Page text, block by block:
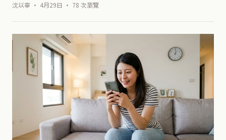
沈以寧 · 4月29日 · 78 次瀏覽